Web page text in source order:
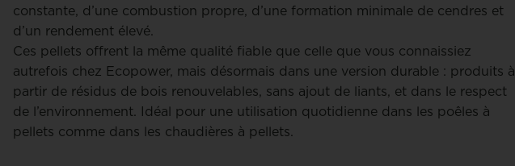
constante, d’une combustion propre, d’une formation minimale de cendres et
d’un rendement élevé.
Ces pellets offrent la même qualité fiable que celle que vous connaissiez
autrefois chez Ecopower, mais désormais dans une version durable : produits à
partir de résidus de bois renouvelables, sans ajout de liants, et dans le respect
de l’environnement. Idéal pour une utilisation quotidienne dans les poêles à
pellets comme dans les chaudières à pellets.
Koen Maene Francis Van Muylder